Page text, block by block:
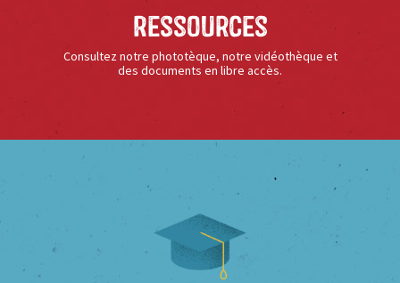
Ressources
Consultez notre phototèque, notre vidéothèque et
des documents en libre accès.